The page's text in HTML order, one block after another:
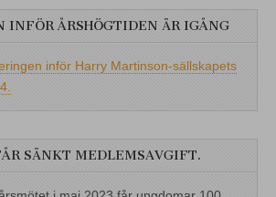
INFÖR ÅRSHÖGTIDEN ÄR IGÅNG
inför Harry Martinson-sällskapets
SÄNKT MEDLEMSAVGIFT.